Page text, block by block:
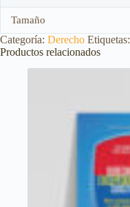
Tamaño
Categoría: Derecho Etiquetas:
Productos relacionados